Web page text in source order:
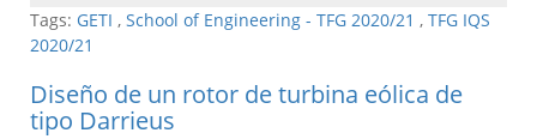
Tags: GETI , School of Engineering - TFG 2020/21 , TFG IQS
2020/21
Diseño de un rotor de turbina eólica de
tipo Darrieus